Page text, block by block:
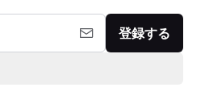
登録する